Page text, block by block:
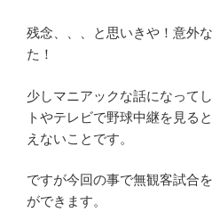
残念、、、と思いきや！意外
た！
少しマニアックな話になって
トやテレビで野球中継を見る
えないことです。
ですが今回の事で無観客試合
ができます。